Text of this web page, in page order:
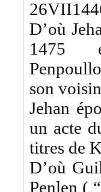
D’où
1475
son
Jehan
un acte
titres de
D’où
Penlen (